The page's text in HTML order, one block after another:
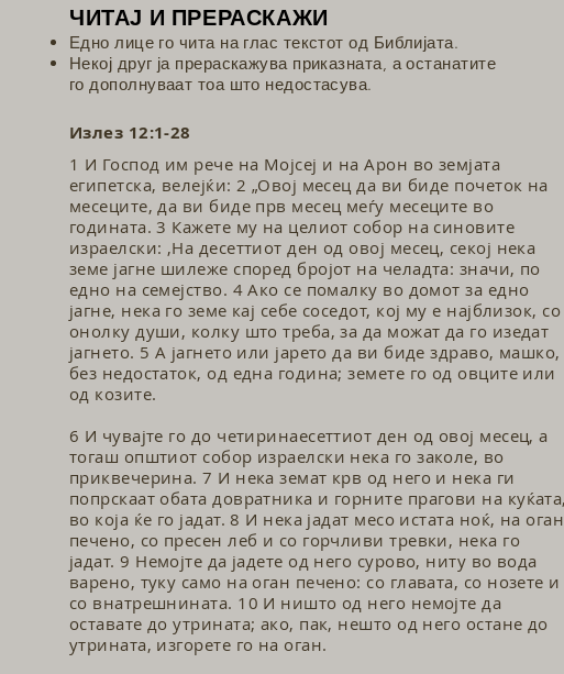
ЧИТАЈ И ПРЕРАСКАЖИ
Едно лице го чита на глас текстот од Библијата.
Некој друг ја прераскажува приказната, а останатите
го дополнуваат тоа што недостасува.
Излез 12:1-28
1 И Господ им рече на Мојсеј и на Арон во земјата
египетска, ве­лејќи: 2 „Овој месец да ви биде почеток на
месеците, да ви биде прв месец меѓу месеците во
годината. 3 Кажете му на целиот собор на синовите
израелски: ‚На десеттиот ден од овој месец, секој нека
земе јагне шилеже според бројот на челадта: значи, по
едно на семејство. 4 Ако се помалку во домот за едно
јагне, нека го земе кај себе соседот, кој му е најблизок, со
онолку души, колку што треба, за да можат да го изедат
јагнето. 5 А јагнето или јарето да ви биде здраво, машко,
без недостаток, од една година; земете го од овците или
од козите.
6 И чувајте го до четиринаесеттиот ден од овој месец, а
тогаш општиот со­бор израелски нека го заколе, во
приквечерина. 7 И нека земат крв од него и нека ги
попрскаат обата довратника и горните прагови на куќата,
во која ќе го јадат. 8 И нека јадат месо истата ноќ, на оган
печено, со пресен леб и со гор­чливи тревки, нека го
јадат. 9 Немојте да јадете од него сурово, ниту во вода
варено, туку само на оган печено: со главата, со нозете и
со внатрешнината. 10 И ништо од него немојте да
оставате до утрината; ако, пак, нешто од него остане до
утрината, изгорете го на оган.